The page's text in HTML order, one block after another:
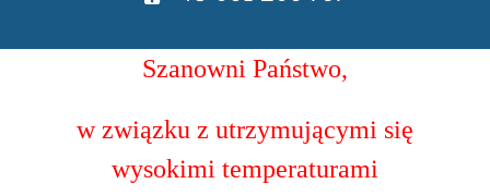
Szanowni Państwo,
w związku z utrzymującymi się
wysokimi temperaturami